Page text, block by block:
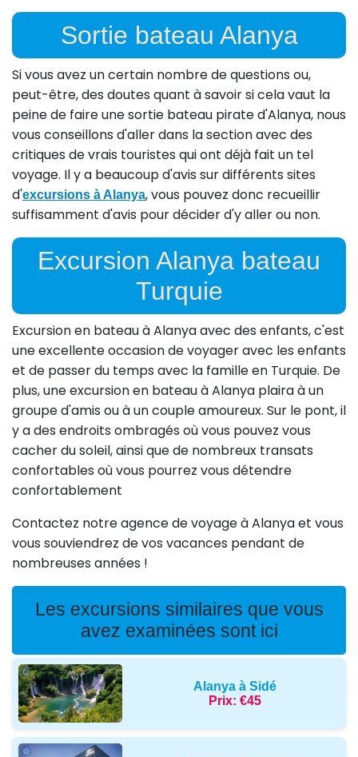
Sortie bateau Alanya
Si vous avez un certain nombre de questions ou,
peut-être, des doutes quant à savoir si cela vaut la
peine de faire une sortie bateau pirate d'Alanya, nous
vous conseillons d'aller dans la section avec des
critiques de vrais touristes qui ont déjà fait un tel
voyage. Il y a beaucoup d'avis sur différents sites
d'excursions à Alanya, vous pouvez donc recueillir
suffisamment d'avis pour décider d'y aller ou non.
Excursion Alanya bateau
Turquie
Excursion en bateau à Alanya avec des enfants, c'est
une excellente occasion de voyager avec les enfants
et de passer du temps avec la famille en Turquie. De
plus, une excursion en bateau à Alanya plaira à un
groupe d'amis ou à un couple amoureux. Sur le pont, il
y a des endroits ombragés où vous pouvez vous
cacher du soleil, ainsi que de nombreux transats
confortables où vous pourrez vous détendre
confortablement
Contactez notre agence de voyage à Alanya et vous
vous souviendrez de vos vacances pendant de
nombreuses années !
Les excursions similaires que vous
avez examinées sont ici
Alanya à Sidé
Prix: €45